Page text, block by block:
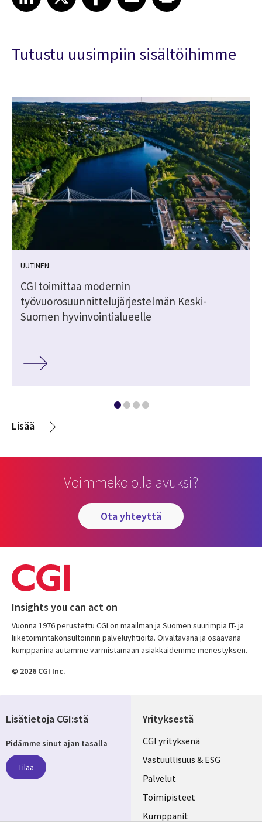
Tutustu uusimpiin sisältöihimme
UUTINEN
CGI toimittaa modernin
työvuorosuunnittelujärjestelmän Keski-
Suomen hyvinvointialueelle
Lisää
Voimmeko olla avuksi?
ota yhteyttä
Insights you can act on
Vuonna 1976 perustettu CGI on maailman ja Suomen suurimpia IT- ja
liiketoimintakonsultoinnin palveluyhtiöitä. Oivaltavana ja osaavana
kumppanina autamme varmistamaan asiakkaidemme menestyksen.
© 2026 CGI Inc.
Yrityksestä
Useful
links
FINLAND
CGI yrityksenä
Vastuullisuus & ESG
Palvelut
Toimipisteet
Kumppanit
Lisätietoja CGI:stä
Pidämme sinut ajan tasalla
Tilaa